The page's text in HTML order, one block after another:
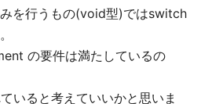
を行うもの(void型)ではswitch
の要件は満たしているの
いると考えていいかと思いま